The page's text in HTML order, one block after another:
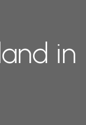
in